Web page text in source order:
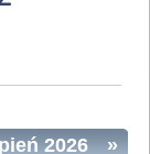
»
2026